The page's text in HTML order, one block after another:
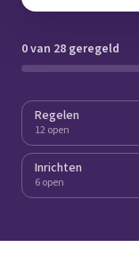
0 van 28 geregeld
Regelen
12 open
Inrichten
6 open